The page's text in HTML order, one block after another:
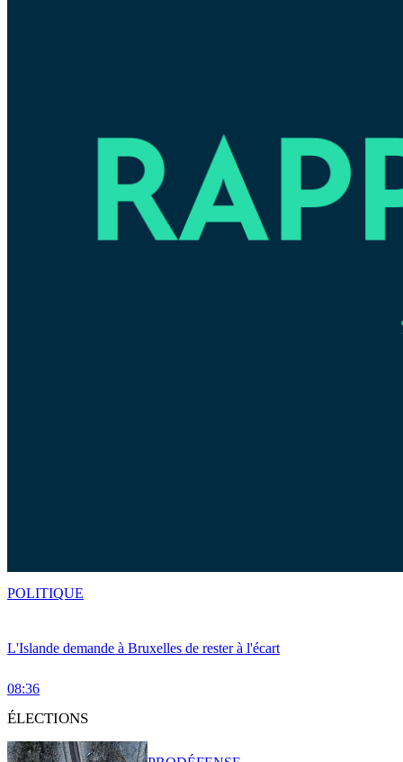
L'Islande demande à Bruxelles de rester à l'écart
08:36
POLITIQUE
ÉLECTIONS